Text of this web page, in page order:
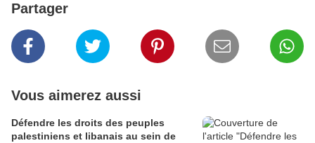
Partager
Vous aimerez aussi
Défendre les droits des peuples
palestiniens et libanais au sein de